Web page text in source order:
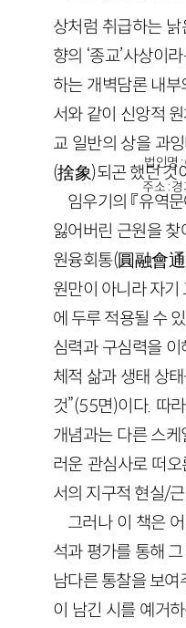
상처럼 취급하는
향의 ‘종교’사상이
하는 개벽담론 내
서와 같이 신앙적
교 일반의 상을 과
(捨象)되곤 했던 것
임우기의 『유역
잃어버린 근원을 찾
원융회통(圓融會通
원만이 아니라 자기
에 두루 적용될 수
심력과 구심력을
체적 삶과 생태 상
것”(55면)이다. 따
개념과는 다른 스
러운 관심사로 떠
서의 지구적 현실/
그러나 이 책은
석과 평가를 통해
남다른 통찰을 보
이 남긴 시를 예거
법인명
주소 :